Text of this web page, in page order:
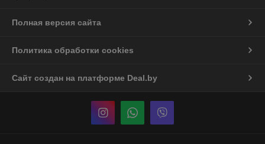
Полная версия сайта
Политика обработки cookies
Сайт создан на платформе Deal.by